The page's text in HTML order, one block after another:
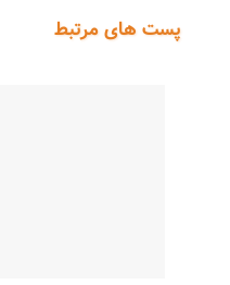
پست های مرتبط